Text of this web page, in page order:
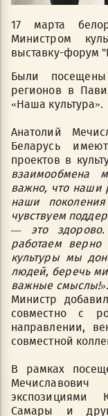
17 марта
Министром
выставку-форум
Были
регионов в
«Наша культура».
Анатолий
Беларусь
проектов в
взаимообмена
важно, что наши
наши
чувствуем
— это
работаем
культуры мы
людей, беречь
важные смыслы!».
Министр
совместно с
направлении,
совместной
В рамках
экспозициями
Самары и